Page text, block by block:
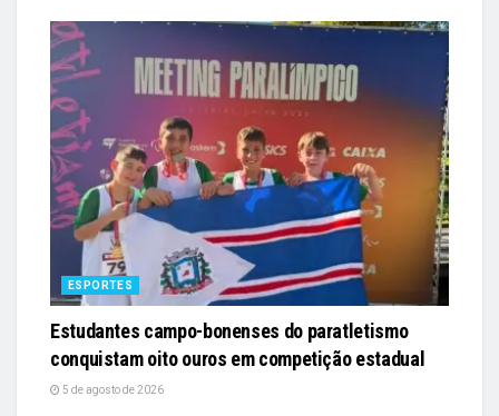
ESPORTES
Estudantes campo-bonenses do paratletismo
conquistam oito ouros em competição estadual
5 de agosto de 2026